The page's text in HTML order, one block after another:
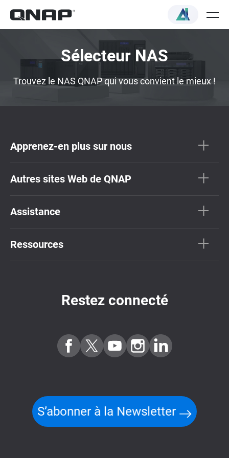
Sélecteur NAS
Trouvez le NAS QNAP qui vous convient le mieux !
Apprenez-en plus sur nous
Autres sites Web de QNAP
Assistance
Ressources
Restez connecté
S’abonner à la Newsletter